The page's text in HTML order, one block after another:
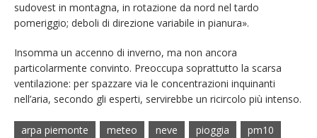
sudovest in montagna, in rotazione da nord nel tardo
pomeriggio; deboli di direzione variabile in pianura».
Insomma un accenno di inverno, ma non ancora
particolarmente convinto. Preoccupa soprattutto la scarsa
ventilazione: per spazzare via le concentrazioni inquinanti
nell’aria, secondo gli esperti, servirebbe un ricircolo più intenso.
arpa piemonte meteo neve pioggia
pm10